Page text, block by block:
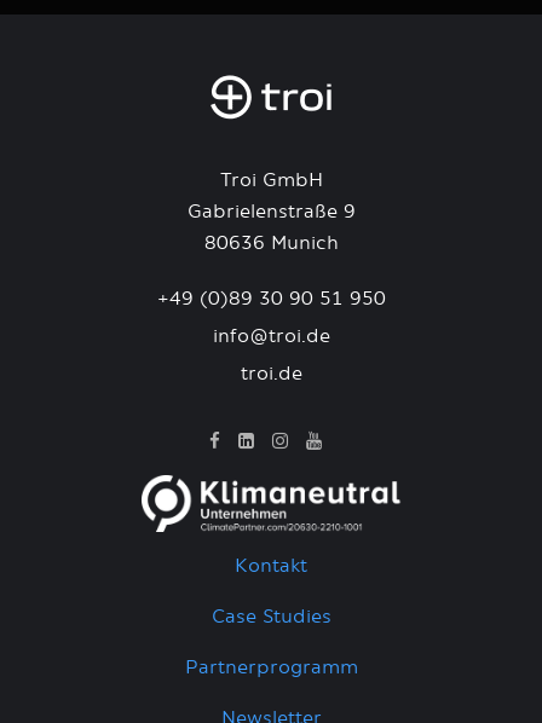
Troi GmbH
Gabrielenstraße 9
80636 Munich
+49 (0)89 30 90 51 950
info@troi.de
troi.de
Kontakt
Case Studies
Partnerprogramm
Newsletter